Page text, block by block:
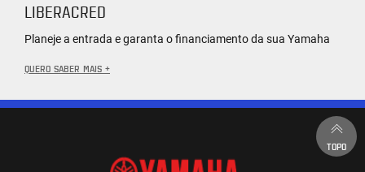
LIBERACRED
Planeje a entrada e garanta o financiamento da sua Yamaha
QUERO SABER MAIS +
TOPO